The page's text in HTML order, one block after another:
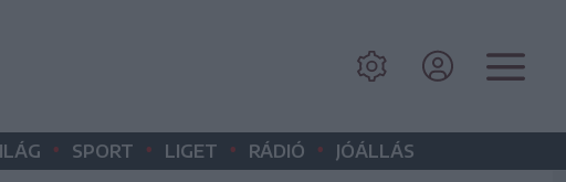
• SPORT • LIGET • RÁDIÓ • JÓÁLLÁS